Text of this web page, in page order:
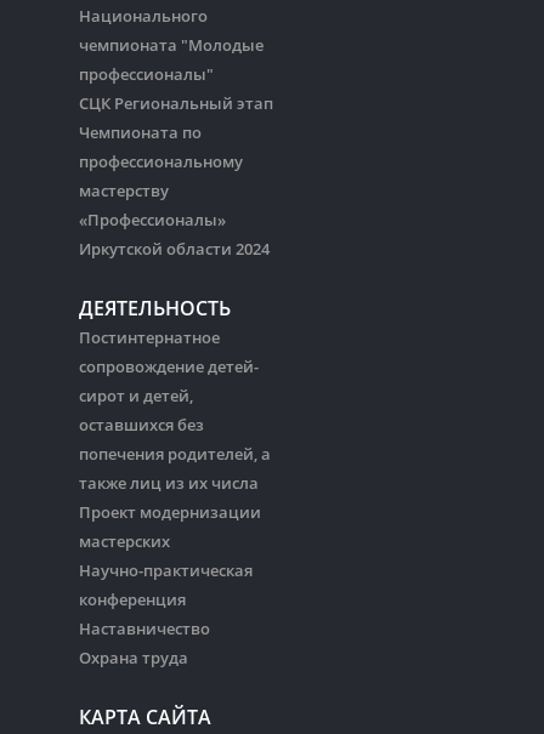
Национального
чемпионата "Молодые
профессионалы"
СЦК Региональный этап
Чемпионата по
профессиональному
мастерству
«Профессионалы»
Иркутской области 2024
ДЕЯТЕЛЬНОСТЬ
Постинтернатное
сопровождение детей-
сирот и детей,
оставшихся без
попечения родителей, а
также лиц из их числа
Проект модернизации
мастерских
Научно-практическая
конференция
Наставничество
Охрана труда
КАРТА САЙТА